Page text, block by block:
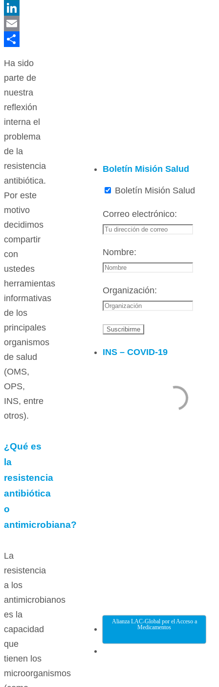
WhatsApp
LinkedIn
Email
Ha sido
parte de
nuestra
reflexión
interna el
problema
de la
resistencia
antibiótica.
Por este
motivo
decidimos
compartir
con
ustedes
herramientas
informativas
de los
principales
organismos
de salud
(OMS,
OPS,
INS, entre
otros).
¿Qué es
la
resistencia
antibiótica
o
antimicrobiana?
La
resistencia
a los
antimicrobianos
es la
capacidad
que
tienen los
microorganismos
Boletín Misión Salud
Boletín Misión Salud
Correo electrónico:
Nombre:
Organización:
INS – COVID-19
Alianza LAC-Global por el Acceso a
Medicamentos